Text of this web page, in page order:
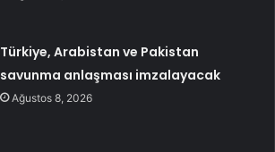
Türkiye, Arabistan ve Pakistan
savunma anlaşması imzalayacak
Ağustos 8, 2026